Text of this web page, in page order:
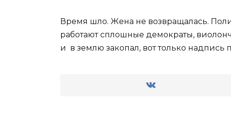
Время шло. Жена не возвращалась.
работают сплошные демократы,
и в землю закопал, вот только надпись